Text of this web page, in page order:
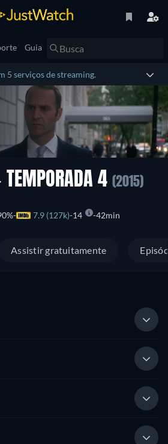
Guia
5 serviços de streaming.
TEMPORADA 4 (2015)
7.9 (127k) 14 42min
Assistir gratuitamente